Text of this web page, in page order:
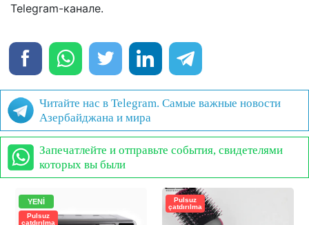
Telegram-канале.
Читайте нас в Telegram. Самые важные новости
Азербайджана и мира
Запечатлейте и отправьте события, свидетелями
которых вы были